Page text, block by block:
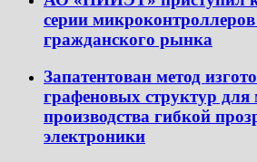
серии
гражданского рынка
Запатентован метод
графеновых структур для
производства гибкой
электроники